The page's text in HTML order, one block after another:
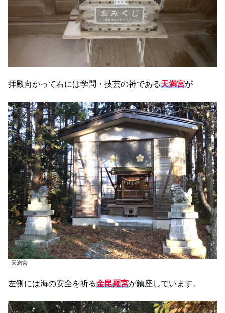
拝殿向かって右には学問・技芸の神である天満宮が
天満宮
左側には海の安全を祈る金毘羅宮が鎮座しています。